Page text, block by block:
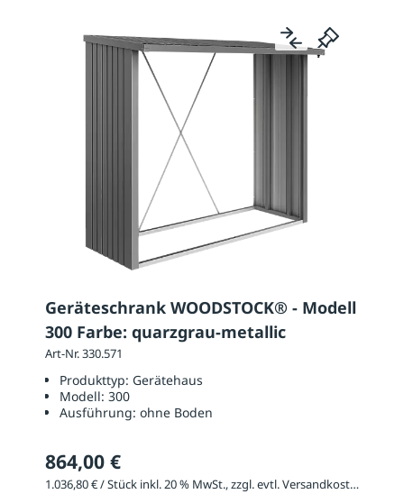
Geräteschrank WOODSTOCK® - Modell
300 Farbe: quarzgrau-metallic
Art-Nr. 330.571
Produkttyp: Gerätehaus
Modell: 300
Ausführung: ohne Boden
864,00 €
1.036,80 € / Stück inkl. 20 % MwSt., zzgl. evtl. Versandkosten